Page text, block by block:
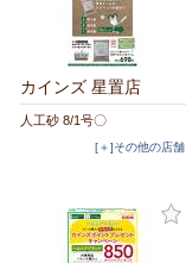
カインズ 星置店
人工砂 8/1号〇
[＋]その他の店舗